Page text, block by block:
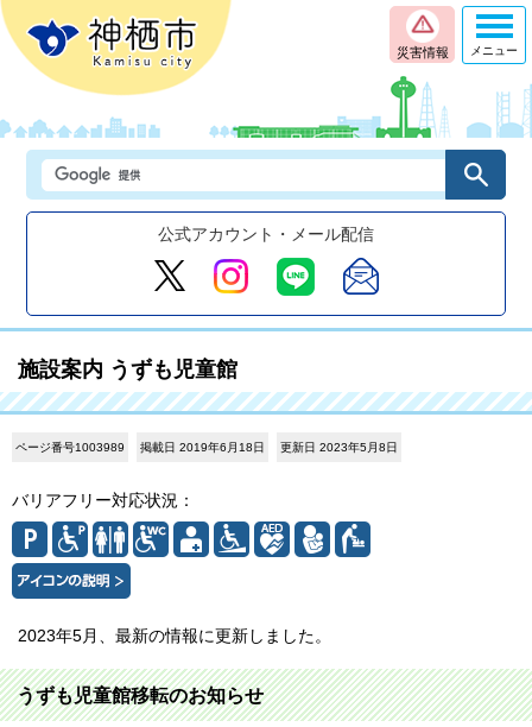
災害情報
公式アカウント・メール配信
メニュー
施設案内 うずも児童館
ページ番号1003989 掲載日 2019年6月18日 更新日 2023年5月8日
バリアフリー対応状況：
2023年5月、最新の情報に更新しました。
うずも児童館移転のお知らせ